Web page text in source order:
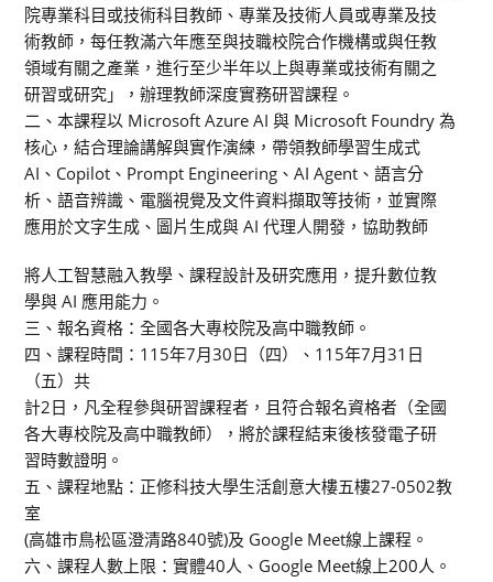
院專業科目或技術科目教師、專業及技術人員或專業及技
術教師，每任教滿六年應至與技職校院合作機構或與任教
領域有關之產業，進行至少半年以上與專業或技術有關之
研習或研究」，辦理教師深度實務研習課程。
二、本課程以 Microsoft Azure AI 與 Microsoft Foundry 為
核心，結合理論講解與實作演練，帶領教師學習生成式
AI、Copilot、Prompt Engineering、AI Agent、語言分
析、語音辨識、電腦視覺及文件資料擷取等技術，並實際
應用於文字生成、圖片生成與 AI 代理人開發，協助教師
將人工智慧融入教學、課程設計及研究應用，提升數位教
學與 AI 應用能力。
三、報名資格：全國各大專校院及高中職教師。
四、課程時間：115年7月30日（四）、115年7月31日
（五）共
計2日，凡全程參與研習課程者，且符合報名資格者（全國
各大專校院及高中職教師），將於課程結束後核發電子研
習時數證明。
五、課程地點：正修科技大學生活創意大樓五樓27-0502教
室
(高雄市鳥松區澄清路840號)及 Google Meet線上課程。
六、課程人數上限：實體40人、Google Meet線上200人。